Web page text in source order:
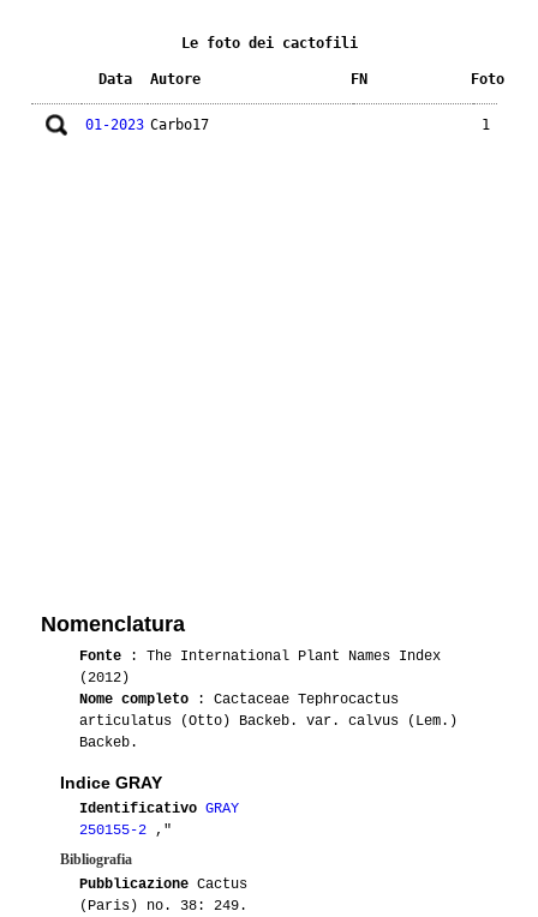
Le foto dei cactofili
Data Autore FN Foto
01-2023 Carbo17 1
Nomenclatura
Fonte : The International Plant Names Index
(2012)
Nome completo : Cactaceae Tephrocactus
articulatus (Otto) Backeb. var. calvus (Lem.)
Backeb.
Indice GRAY
Identificativo GRAY
250155-2 ,"
Bibliografia
Pubblicazione Cactus
(Paris) no. 38: 249.